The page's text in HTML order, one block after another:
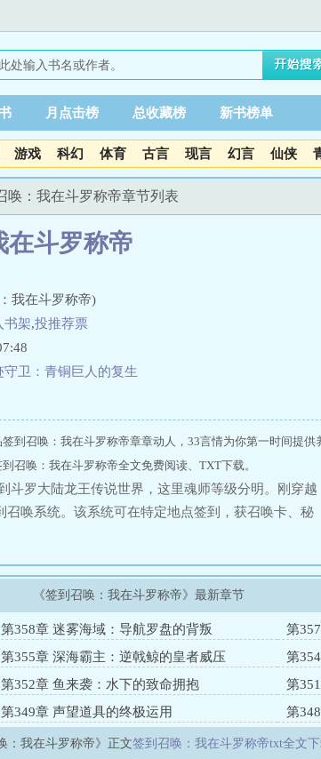
月点击榜 总收藏榜 新书榜单
游戏 科幻 体育 古言 现言 幻言 仙侠
唤：我在斗罗称帝章节列表
在斗罗称帝
我在斗罗称帝)
书架,投推荐票
守卫：青铜巨人的复生
到召唤：我在斗罗称帝章章动人，33言情为你第一时间提供
召唤：我在斗罗称帝全文免费阅读、TXT下载。
斗罗大陆龙王传说世界，这里魂师等级分明。刚穿越
唤系统。该系统可在特定地点签到，获召唤卡、秘
《签到召唤：我在斗罗称帝》最新章节
第358章 迷雾海域：导航罗盘的背叛
第
第355章 深海霸主：逆戟鲸的皇者威压
第
第352章 鱼来袭：水下的致命拥抱
第
第349章 声望道具的终极运用 第
：我在斗罗称帝》正文签到召唤：我在斗罗称帝txt全文